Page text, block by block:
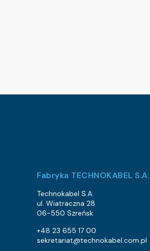
Fabryka TECHNOKABEL S.A.
Technokabel S.A.
ul. Wiatraczna 28
06-550 Szreńsk
+48 23 655 17 00
sekretariat@technokabel.com.pl